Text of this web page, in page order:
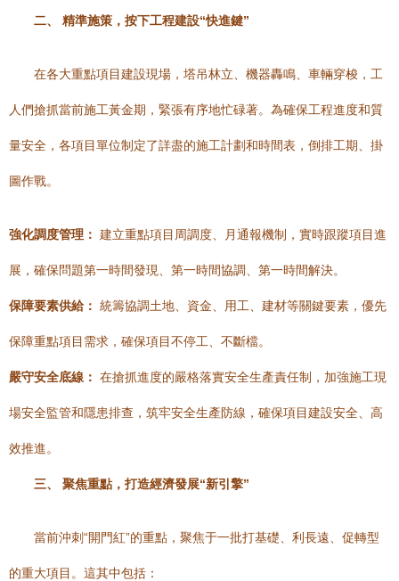
二、 精準施策，按下工程建設“快進鍵”
在各大重點項目建設現場，塔吊林立、機器轟鳴、車輛穿梭，工
人們搶抓當前施工黃金期，緊張有序地忙碌著。為確保工程進度和質
量安全，各項目單位制定了詳盡的施工計劃和時間表，倒排工期、掛
圖作戰。
強化調度管理： 建立重點項目周調度、月通報機制，實時跟蹤項目進
展，確保問題第一時間發現、第一時間協調、第一時間解決。
保障要素供給： 統籌協調土地、資金、用工、建材等關鍵要素，優先
保障重點項目需求，確保項目不停工、不斷檔。
嚴守安全底線： 在搶抓進度的嚴格落實安全生產責任制，加強施工現
場安全監管和隱患排查，筑牢安全生產防線，確保項目建設安全、高
效推進。
三、 聚焦重點，打造經濟發展“新引擎”
當前沖刺“開門紅”的重點，聚焦于一批打基礎、利長遠、促轉型
的重大項目。這其中包括：